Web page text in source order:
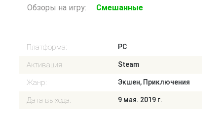
Обзоры на игру: Смешанные
Платформа: PC
Активация Steam
Жанр: Экшен, Приключения
Дата выхода: 9 мая. 2019 г.